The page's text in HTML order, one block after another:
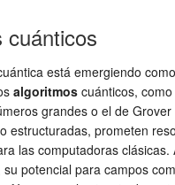
cuánticos
está emergiendo
algoritmos cuánticos,
grandes o el de
estructuradas, prometen
las computadoras clásicas.
potencial para campos